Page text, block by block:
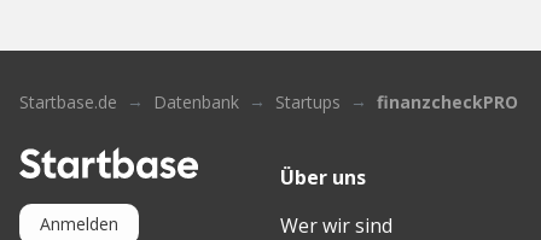
Startbase.de Datenbank Startups finanzcheckPRO
Anmelden
Über uns
Wer wir sind